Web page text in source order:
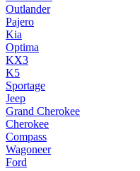
Outlander
Pajero
Kia
Optima
KX3
K5
Sportage
Jeep
Grand Cherokee
Cherokee
Compass
Wagoneer
Ford